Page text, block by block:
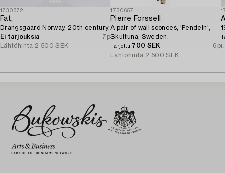
1730372
Fat,
Drangsgaard Norway, 20th century.
Ei tarjouksia
7p
Lähtöhinta 2 500 SEK
1730657
Pierre Forssell
A pair of wall sconces, 'Pendeln',
Skultuna, Sweden.
Tarjottu 700 SEK
6p
Lähtöhinta 2 500 SEK